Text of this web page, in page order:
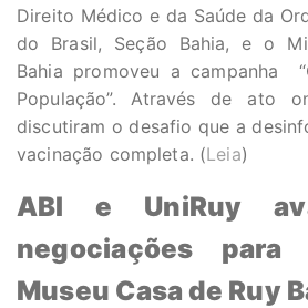
Direito Médico e da Saúde da
do Brasil, Seção Bahia, e o
Bahia promoveu a campanha
População”. Através de ato
discutiram o desafio que a
vacinação completa. (Leia)
ABI e UniRuy
negociações para
Museu Casa de Ruy